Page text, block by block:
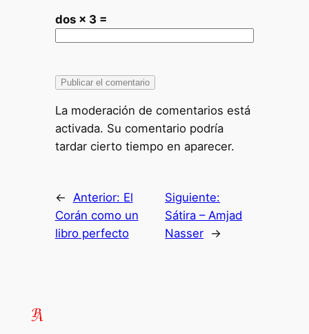
dos × 3 =
La moderación de comentarios está
activada. Su comentario podría
tardar cierto tiempo en aparecer.
← Anterior: El
Corán como un
libro perfecto
Siguiente:
Sátira – Amjad
Nasser →